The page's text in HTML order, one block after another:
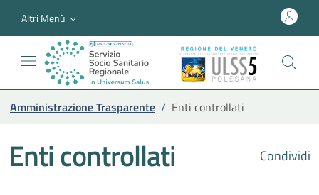
Altri Menù
Amministrazione Trasparente / Enti controllati
Condividi
Enti controllati